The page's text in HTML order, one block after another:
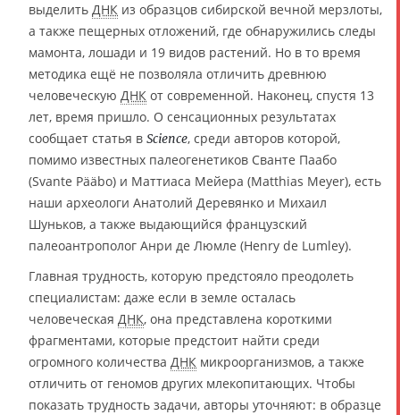
выделить ДНК из образцов сибирской вечной мерзлоты,
а также пещерных отложений, где обнаружились следы
мамонта, лошади и 19 видов растений. Но в то время
методика ещё не позволяла отличить древнюю
человеческую ДНК от современной. Наконец, спустя 13
лет, время пришло. О сенсационных результатах
сообщает статья в Science, среди авторов которой,
помимо известных палеогенетиков Сванте Паабо
(Svante Pääbo) и Маттиаса Мейера (Matthias Meyer), есть
наши археологи Анатолий Деревянко и Михаил
Шуньков, а также выдающийся французский
палеоантрополог Анри де Люмле (Henry de Lumley).
Главная трудность, которую предстояло преодолеть
специалистам: даже если в земле осталась
человеческая ДНК, она представлена короткими
фрагментами, которые предстоит найти среди
огромного количества ДНК микроорганизмов, а также
отличить от геномов других млекопитающих. Чтобы
показать трудность задачи, авторы уточняют: в образце